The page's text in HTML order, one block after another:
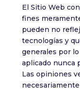
El Sitio Web
fines
pueden no
tecnologías y
generales por
aplicado nunca
Las opiniones